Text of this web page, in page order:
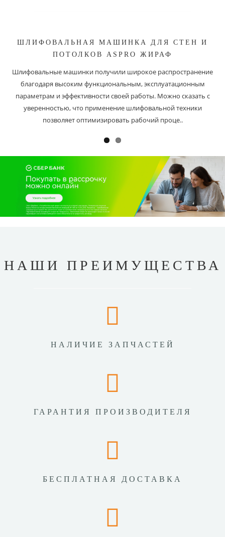
ШЛИФОВАЛЬНАЯ МАШИНКА ДЛЯ СТЕН И
ПОТОЛКОВ ASPRO ЖИРАФ
Шлифовальные машинки получили широкое распространение
благодаря высоким функциональным, эксплуатационным
параметрам и эффективности своей работы. Можно сказать с
уверенностью, что применение шлифовальной техники
позволяет оптимизировать рабочий проце..
НАШИ ПРЕИМУЩЕСТВА
НАЛИЧИЕ ЗАПЧАСТЕЙ
ГАРАНТИЯ ПРОИЗВОДИТЕЛЯ
БЕСПЛАТНАЯ ДОСТАВКА